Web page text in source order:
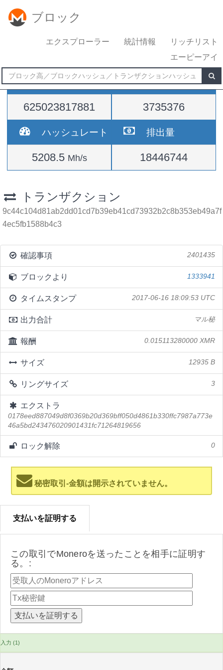
ブロック
エクスプローラー 統計情報
リッチリスト
エーピーアイ
難易度
625023817881
高さ
3735376
ハッシュレート
5208.5 Mh/s
排出量
18446744
トランザクション
9c44c104d81ab2dd01cd7b39eb41cd73932b2c8b353eb49a7f
4ec5fb1588b4c3
確認事項 2401435
ブロックより 1333941
タイムスタンプ 2017-06-16 18:09:53 UTC
出力合計 マル秘
報酬 0.015113280000 XMR
サイズ 12935 B
リングサイズ 3
エクストラ
0178eed887049d8f0369b20d369bff050d4861b330ffc7987a773e
46a5bd243476020901431fc71264819656
ロック解除 0
秘密取引-金額は開示されていません。
支払いを証明する
この取引でMoneroを送ったことを相手に証明す
る。:
入力 (1)